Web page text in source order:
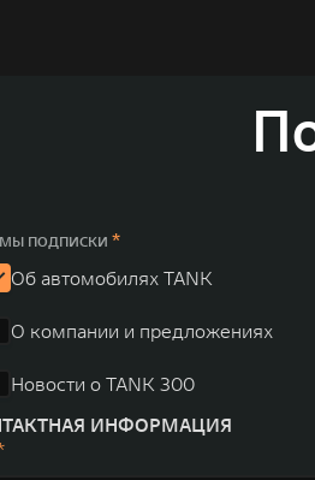
более чем 60 регионах мира. В состав
2021 года общая выручка компании
день концерн GWM создал мировую
ПОДПИСКИ *
Об автомобилях TANK
О компании и предложениях
Новости о TANK 300
ИНФОРМАЦИЯ